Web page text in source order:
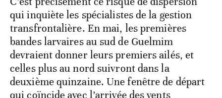
des données environnementales suite à un vol de
Une menace transfrontalière à haut
potentiel de contagion
C’est précisément ce risque de dispersion
qui inquiète les spécialistes de la gestion